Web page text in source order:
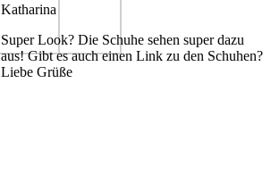
Katharina
Super Look? Die Schuhe sehen super dazu
aus! Gibt es auch einen Link zu den Schuhen?
Liebe Grüße